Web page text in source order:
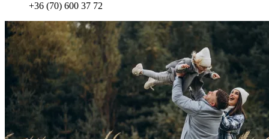
+36 (70) 600 37 72